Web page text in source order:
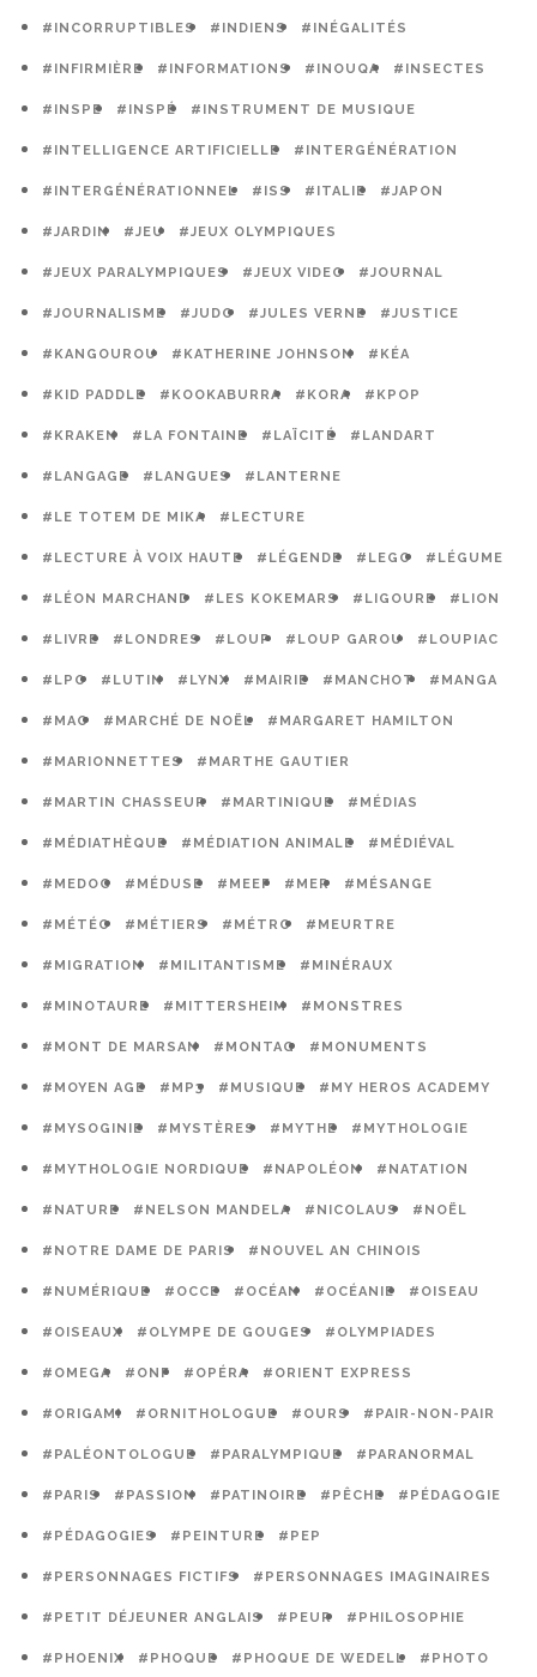
#INCORRUPTIBLES #INDIENS #INÉGALITÉS
#INFIRMIÈRE #INFORMATIONS #INOUQA #INSECTES
#INSPE #INSPÉ #INSTRUMENT DE MUSIQUE
#INTELLIGENCE ARTIFICIELLE #INTERGÉNÉRATION
#INTERGÉNÉRATIONNEL #ISS #ITALIE #JAPON
#JARDIN #JEU #JEUX OLYMPIQUES
#JEUX PARALYMPIQUES #JEUX VIDEO #JOURNAL
#JOURNALISME #JUDO #JULES VERNE #JUSTICE
#KANGOUROU #KATHERINE JOHNSON #KÉA
#KID PADDLE #KOOKABURRA #KORA #KPOP
#KRAKEN #LA FONTAINE #LAÏCITÉ #LANDART
#LANGAGE #LANGUES #LANTERNE
#LE TOTEM DE MIKA #LECTURE
#LECTURE À VOIX HAUTE #LÉGENDE #LEGO #LÉGUME
#LÉON MARCHAND #LES KOKEMARS #LIGOURE #LION
#LIVRE #LONDRES #LOUP #LOUP GAROU #LOUPIAC
#LPO #LUTIN #LYNX #MAIRIE #MANCHOT #MANGA
#MAO #MARCHÉ DE NOËL #MARGARET HAMILTON
#MARIONNETTES #MARTHE GAUTIER
#MARTIN CHASSEUR #MARTINIQUE #MÉDIAS
#MÉDIATHÈQUE #MÉDIATION ANIMALE #MÉDIÉVAL
#MEDOC #MÉDUSE #MEEF #MER #MÉSANGE
#MÉTÉO #MÉTIERS #MÉTRO #MEURTRE
#MIGRATION #MILITANTISME #MINÉRAUX
#MINOTAURE #MITTERSHEIM #MONSTRES
#MONT DE MARSAN #MONTAG #MONUMENTS
#MOYEN AGE #MP3 #MUSIQUE #MY HEROS ACADEMY
#MYSOGINIE #MYSTÈRES #MYTHE #MYTHOLOGIE
#MYTHOLOGIE NORDIQUE #NAPOLÉON #NATATION
#NATURE #NELSON MANDELA #NICOLAUS #NOËL
#NOTRE DAME DE PARIS #NOUVEL AN CHINOIS
#NUMÉRIQUE #OCCE #OCÉAN #OCÉANIE #OISEAU
#OISEAUX #OLYMPE DE GOUGES #OLYMPIADES
#OMEGA #ONF #OPÉRA #ORIENT EXPRESS
#ORIGAMI #ORNITHOLOGUE #OURS #PAIR-NON-PAIR
#PALÉONTOLOGUE #PARALYMPIQUE #PARANORMAL
#PARIS #PASSION #PATINOIRE #PÊCHE #PÉDAGOGIE
#PÉDAGOGIES #PEINTURE #PEP
#PERSONNAGES FICTIFS #PERSONNAGES IMAGINAIRES
#PETIT DÉJEUNER ANGLAIS #PEUR #PHILOSOPHIE
#PHOENIX #PHOQUE #PHOQUE DE WEDELL #PHOTO